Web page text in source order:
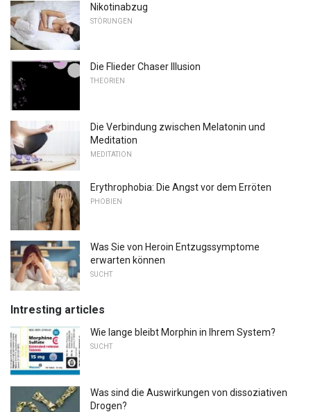
Nikotinabzug
STÖRUNGEN
Die Flieder Chaser Illusion
THEORIEN
Die Verbindung zwischen Melatonin und
Meditation
MEDITATION
Erythrophobia: Die Angst vor dem Erröten
PHOBIEN
Was Sie von Heroin Entzugssymptome
erwarten können
SUCHT
Intresting articles
Wie lange bleibt Morphin in Ihrem System?
SUCHT
Was sind die Auswirkungen von dissoziativen
Drogen?